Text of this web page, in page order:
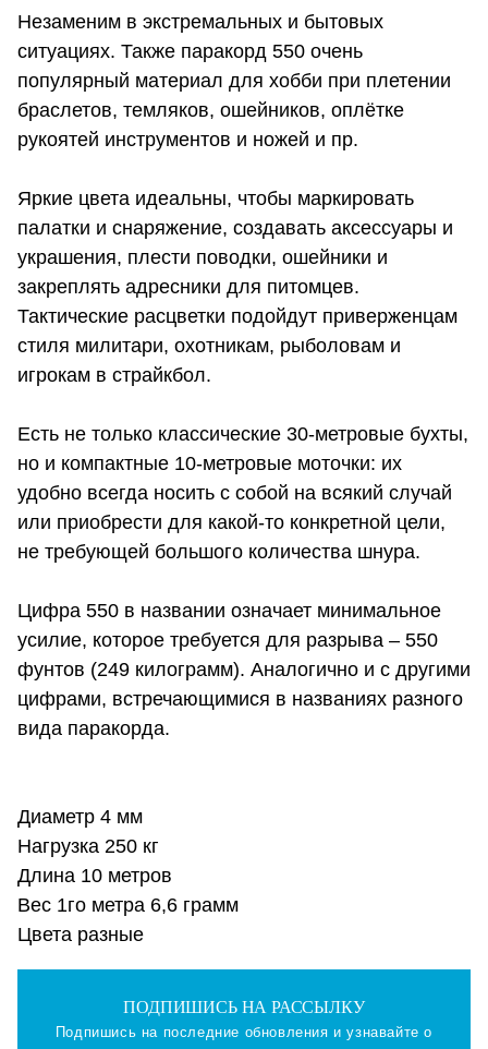
Незаменим в экстремальных и бытовых
ситуациях. Также паракорд 550 очень
популярный материал для хобби при плетении
браслетов, темляков, ошейников, оплётке
рукоятей инструментов и ножей и пр.
Яркие цвета идеальны, чтобы маркировать
палатки и снаряжение, создавать аксессуары и
украшения, плести поводки, ошейники и
закреплять адресники для питомцев.
Тактические расцветки подойдут приверженцам
стиля милитари, охотникам, рыболовам и
игрокам в страйкбол.
Есть не только классические 30-метровые бухты,
но и компактные 10-метровые моточки: их
удобно всегда носить с собой на всякий случай
или приобрести для какой-то конкретной цели,
не требующей большого количества шнура.
Цифра 550 в названии означает минимальное
усилие, которое требуется для разрыва – 550
фунтов (249 килограмм). Аналогично и с другими
цифрами, встречающимися в названиях разного
вида паракорда.
Диаметр 4 мм
Нагрузка 250 кг
Длина 10 метров
Вес 1го метра 6,6 грамм
Цвета разные
ПОДПИШИСЬ НА РАССЫЛКУ
Подпишись на последние обновления и узнавайте о